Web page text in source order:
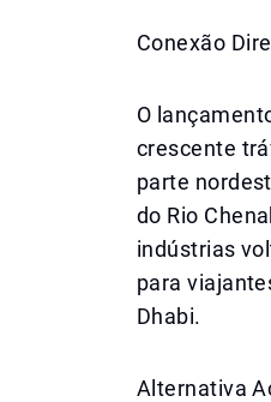
Conexão
O
crescente
parte
do Rio
indústrias
para
Dhabi.
Alternativa